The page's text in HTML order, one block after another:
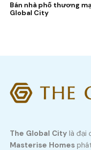
Bán nhà phố thương
Global City
The Global City là đại
Masterise Homes